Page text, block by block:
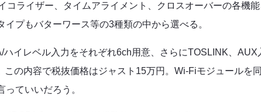
コライザー、タイムアライメント、クロスオーバーの各機能
プもバターワース等の3種類の中から選べる。
イレベル入力をそれぞれ6ch用意、さらにTOSLINK、AUX
の内容で税抜価格はジャスト15万円。Wi-Fiモジュールを同
ていいだろう。